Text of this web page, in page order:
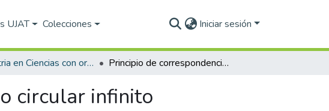
UJAT Colecciones Iniciar sesión
Maestria en Ciencias con orientación en Materiales, Nanociencias, Química Orgánica (PNPC) Principio de correspondencia aplicado al pozo circular infinito
circular infinito